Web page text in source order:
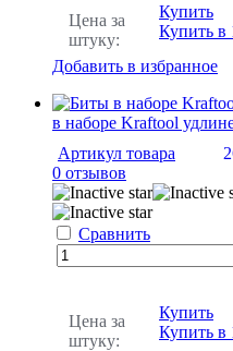
Цена за
штуку:
Купить
Купить в
Добавить в избранное
в наборе Kraftool
Артикул товара
0 отзывов
Сравнить
Цена за
штуку:
Купить
Купить в